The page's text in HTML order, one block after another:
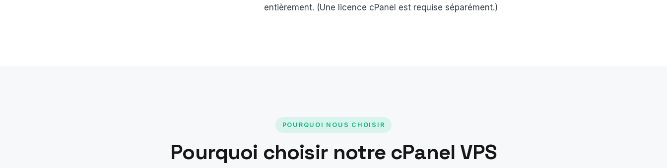
entièrement. (Une licence cPanel est requise séparément.)
POURQUOI NOUS CHOISIR
Pourquoi choisir notre cPanel VPS